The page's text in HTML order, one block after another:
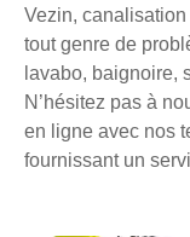
Vezin, canalisation
tout genre de
lavabo, baignoire,
N’hésitez pas à
en ligne avec nos
fournissant un